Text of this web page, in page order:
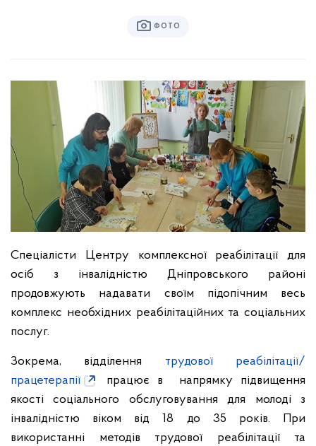
ФОТО
Спеціалісти Центру комплексної реабілітації для
осіб з інвалідністю Дніпровського районі
продовжують надавати своїм підопічним весь
комплекс необхідних реабілітаційних та соціальних
послуг.
Зокрема, відділення трудової реабілітації/
працетерапії
працює в напрямку підвищення
якості соціального обслуговування для молоді з
інвалідністю віком від 18 до 35 років. При
використанні методів трудової реабілітації та